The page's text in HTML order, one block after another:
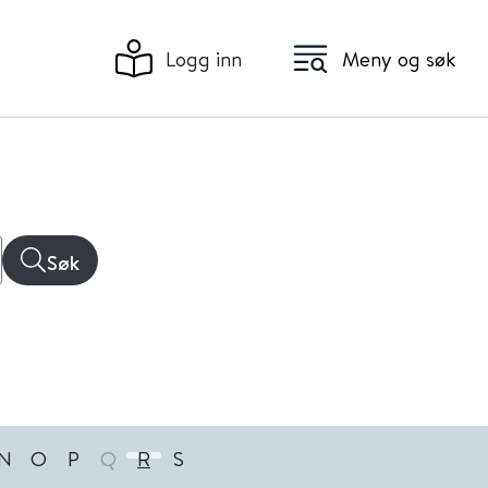
Logg inn Meny og søk
Søk
O P Q R S